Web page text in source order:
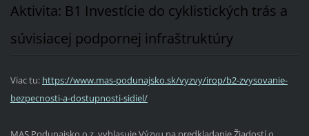
Aktivita: B1 Investície do cyklistických trás a
súvisiacej podpornej infraštruktúry
Viac tu: https://www.mas-podunajsko.sk/vyzvy/irop/b2-zvysovanie-
bezpecnosti-a-dostupnosti-sidiel/